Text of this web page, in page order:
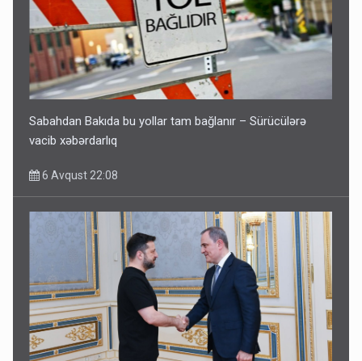
Sabahdan Bakıda bu yollar tam bağlanır – Sürücülərə
vacib xəbərdarlıq
6 Avqust 22:08